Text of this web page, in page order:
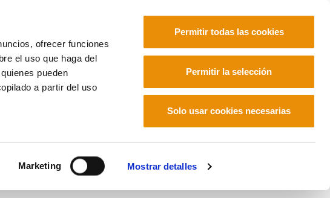
ofrecer funciones
el uso que haga del
pueden
a partir del uso
Marketing Mostrar detalles
Permitir todas las cookies
Permitir la selección
Solo usar cookies necesarias